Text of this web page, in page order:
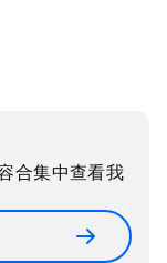
合集中查看我